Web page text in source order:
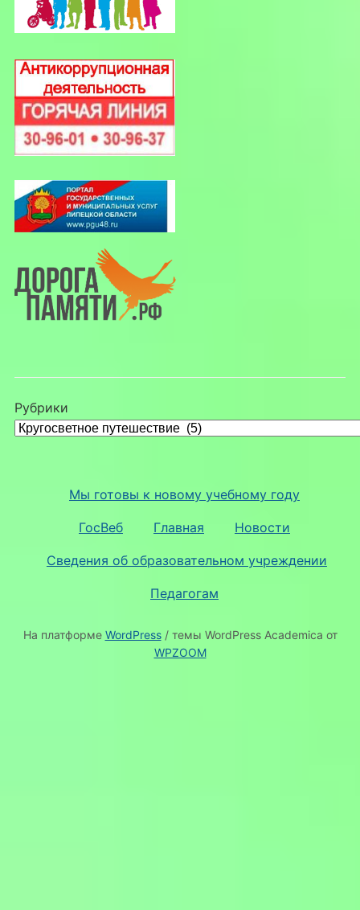
Рубрики
Мы готовы к новому учебному году
ГосВеб Главная Новости
Сведения об образовательном учреждении
Педагогам
На платформе WordPress/ темы WordPress Academica от
WPZOOM